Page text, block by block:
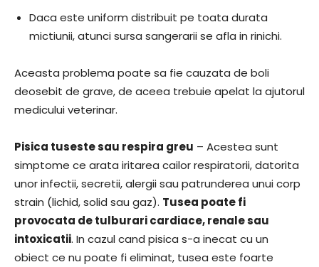
Daca este uniform distribuit pe toata durata
mictiunii, atunci sursa sangerarii se afla in rinichi.
Aceasta problema poate sa fie cauzata de boli
deosebit de grave, de aceea trebuie apelat la ajutorul
medicului veterinar.
Pisica tuseste sau respira greu – Acestea sunt
simptome ce arata iritarea cailor respiratorii, datorita
unor infectii, secretii, alergii sau patrunderea unui corp
strain (lichid, solid sau gaz). Tusea poate fi
provocata de tulburari cardiace, renale sau
intoxicatii. In cazul cand pisica s-a inecat cu un
obiect ce nu poate fi eliminat, tusea este foarte